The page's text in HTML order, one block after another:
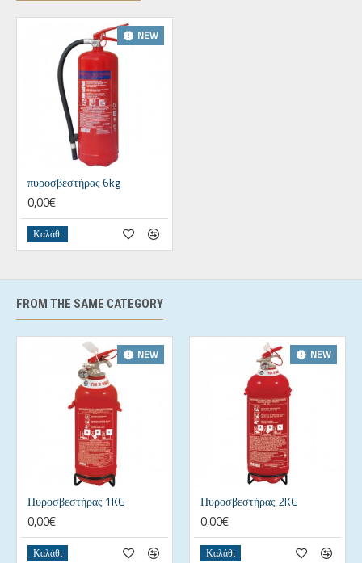
NEW
πυροσβεστήρας 6kg
0,00€
Καλάθι
FROM THE SAME CATEGORY
NEW
Πυροσβεστήρας 1KG
0,00€
Καλάθι
NEW
Πυροσβεστήρας 2KG
0,00€
Καλάθι